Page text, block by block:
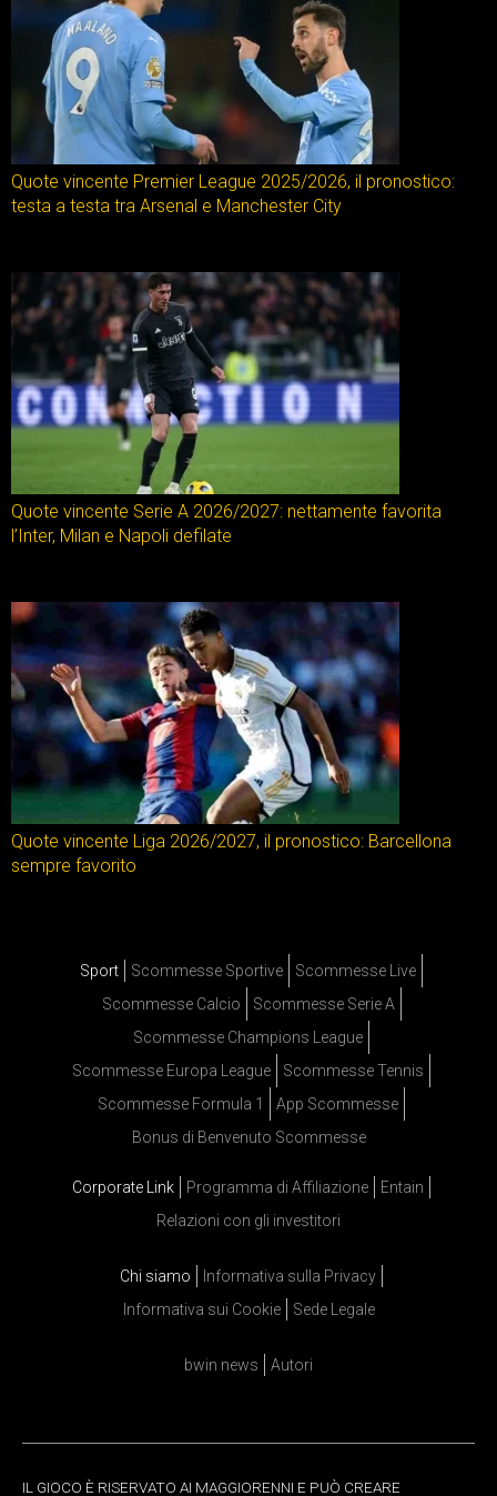
Quote vincente Premier League 2025/2026, il pronostico:
testa a testa tra Arsenal e Manchester City
Quote vincente Serie A 2026/2027: nettamente favorita
l’Inter, Milan e Napoli defilate
Quote vincente Liga 2026/2027, il pronostico: Barcellona
sempre favorito
Sport Scommesse Sportive
Scommesse Live
Scommesse Calcio
Scommesse Serie A
Scommesse Champions League
Scommesse Europa League
Scommesse Tennis
Scommesse Formula 1
App Scommesse
Bonus di Benvenuto Scommesse
Corporate Link Programma di Affiliazione
Entain
Relazioni con gli investitori
Chi siamo
Informativa sulla Privacy
Informativa sui Cookie
Sede Legale
bwin news Autori
IL GIOCO È RISERVATO AI MAGGIORENNI E PUÒ CREARE